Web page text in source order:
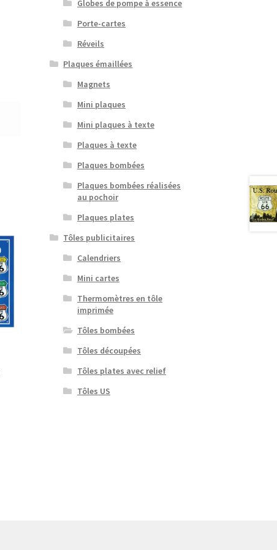
Globes de pompe à essence
Porte-cartes
Réveils
Plaques émaillées
Magnets
Mini plaques
Mini plaques à texte
Plaques à texte
Plaques bombées
Plaques bombées réalisées
au pochoir
Plaques plates
Tôles publicitaires
Calendriers
Mini cartes
Thermomètres en tôle
imprimée
Tôles bombées
Tôles découpées
Tôles plates avec relief
Tôles US